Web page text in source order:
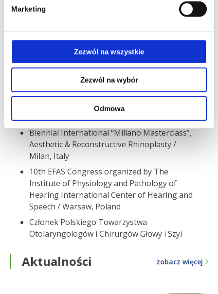
Marketing
Zezwól na wszystkie
Zezwól na wybór
Odmowa
Rynologiczne, Międzynarodowe Kursy Chirurgii
Ukończone kursy i szkolenia m.in.:
27th Congress of the European Rhinologic
Sociaty, Queen Elizabeth II Conference Center
London, UK
6th International Course in the Endoscopic
Sinus Surgery / Kajetany, Poland
Biennial International “Millano Masterclass”,
Aesthetic & Reconstructive Rhinoplasty /
Milan, Italy
10th EFAS Congress organized by The
Institute of Physiology and Pathology of
Hearing International Center of Hearing and
Speech / Warsaw, Poland
Członek Polskiego Towarzystwa
Otolaryngologów i Chirurgów Głowy i Szyi
Aktualności zobacz więcej